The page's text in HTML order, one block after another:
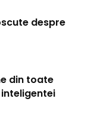
despre
din toate